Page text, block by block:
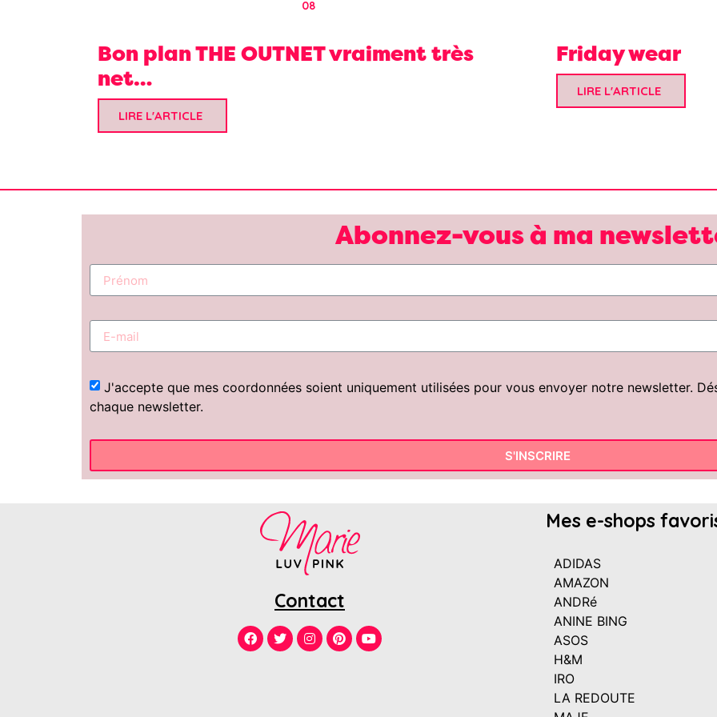
08
Bon plan THE OUTNET vraiment très
net…
LIRE L'ARTICLE
Friday wear
LIRE L'ARTICLE
Abonnez-vous à ma
J'accepte que mes coordonnées soient uniquement utilisées pour vous envoyer notre newsletter.
chaque newsletter.
S'INSCRIRE
Contact
Mes e-shops
ADIDAS
AMAZON
ANDRé
ANINE BING
ASOS
H&M
IRO
LA REDOUTE